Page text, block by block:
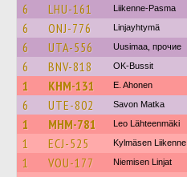
6 LHU-161 Liikenne-Pasma
6 ONJ-776 Linjayhtymä
6 UTA-556 Uusimaa, прочие
6 BNV-818 OK-Bussit
1 KHM-131 E. Ahonen
6 UTE-802 Savon Matka
1 MHM-781 Leo Lähteenmäki
1 ECJ-525 Kylmäsen Liikenne
1 VOU-177 Niemisen Linjat